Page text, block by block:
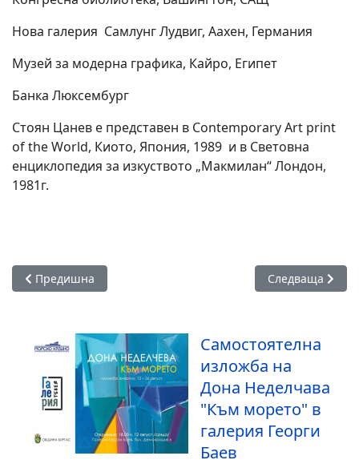
Нова галерия Самлунг Лудвиг, Аахен, Германия
Музей за модерна графика, Кайро, Египет
Банка Люксембург
Стоян Цанев е представен в Contemporary Art print
of the World, Киото, Япония, 1989 и в Световна
енциклопедия за изкуството „Макмилан“ Лондон,
1981г.
Предишна статия: Асен Блатечки, Мария Сапунджиева и
Предишна Следваща
Следваща
Самостоятелна
изложба на
Дона Неделчава
"Към морето" в
галерия Георги
Баев